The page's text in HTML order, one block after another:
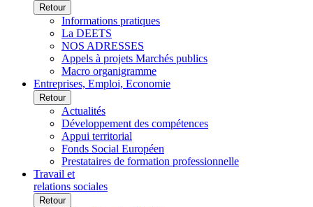
Retour
Informations pratiques
La DEETS
NOS ADRESSES
Appels à projets Marchés publics
Macro organigramme
Entreprises, Emploi, Economie
Retour
Actualités
Développement des compétences
Appui territorial
Fonds Social Européen
Prestataires de formation professionnelle
Travail et
relations sociales
Retour